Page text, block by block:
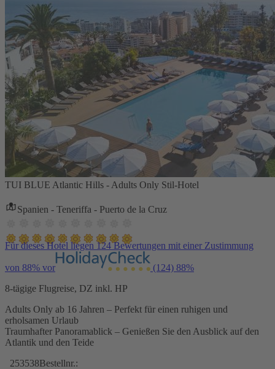
TUI BLUE Atlantic Hills - Adults Only Stil-Hotel
Spanien - Teneriffa - Puerto de la Cruz
Für dieses Hotel liegen 124 Bewertungen mit einer Zustimmung
von 88% vor (124) 88%
8-tägige Flugreise, DZ inkl. HP
Adults Only ab 16 Jahren – Perfekt für einen ruhigen und
erholsamen Urlaub
Traumhafter Panoramablick – Genießen Sie den Ausblick auf den
Atlantik und den Teide
253538Bestellnr.: